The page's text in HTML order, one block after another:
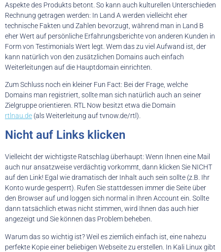
Aspekte des Produkts betont. So kann auch kulturellen Unterschieden
Rechnung getragen werden: In Land A werden vielleicht eher
technische Fakten und Zahlen bevorzugt, während man in Land B
eher Wert auf persönliche Erfahrungsberichte von anderen Kunden in
Form von Testimonials Wert legt. Wem das zu viel Aufwand ist, der
kann natürlich von den zusätzlichen Domains auch einfach
Weiterleitungen auf die Hauptdomain einrichten.
Zum Schluss noch ein kleiner Fun Fact: Bei der Frage, welche
Domains man registriert, sollte man sich natürlich auch an seiner
Zielgruppe orientieren. RTL Now besitzt etwa die Domain
rtlnau.de (als Weiterleitung auf tvnow.de/rtl).
Nicht auf Links klicken
Vielleicht der wichtigste Ratschlag überhaupt: Wenn Ihnen eine Mail
auch nur ansatzweise verdächtig vorkommt, dann klicken Sie NICHT
auf den Link! Egal wie dramatisch der Inhalt auch sein sollte (z.B. Ihr
Konto wurde gesperrt). Rufen Sie stattdessen immer die Seite über
den Browser auf und loggen sich normal in Ihren Account ein. Sollte
dann tatsächlich etwas nicht stimmen, wird Ihnen das auch hier
angezeigt und Sie können das Problem beheben.
Warum das so wichtig ist? Weil es ziemlich einfach ist, eine nahezu
perfekte Kopie einer beliebigen Webseite zu erstellen. In Kali Linux gibt